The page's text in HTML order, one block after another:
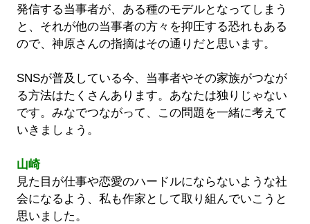
発信する当事者が、ある種のモデルとなってしまう
と、それが他の当事者の方々を抑圧する恐れもある
ので、神原さんの指摘はその通りだと思います。
SNSが普及している今、当事者やその家族がつなが
る方法はたくさんあります。あなたは独りじゃない
です。みなでつながって、この問題を一緒に考えて
いきましょう。
山崎
見た目が仕事や恋愛のハードルにならないような社
会になるよう、私も作家として取り組んでいこうと
思いました。